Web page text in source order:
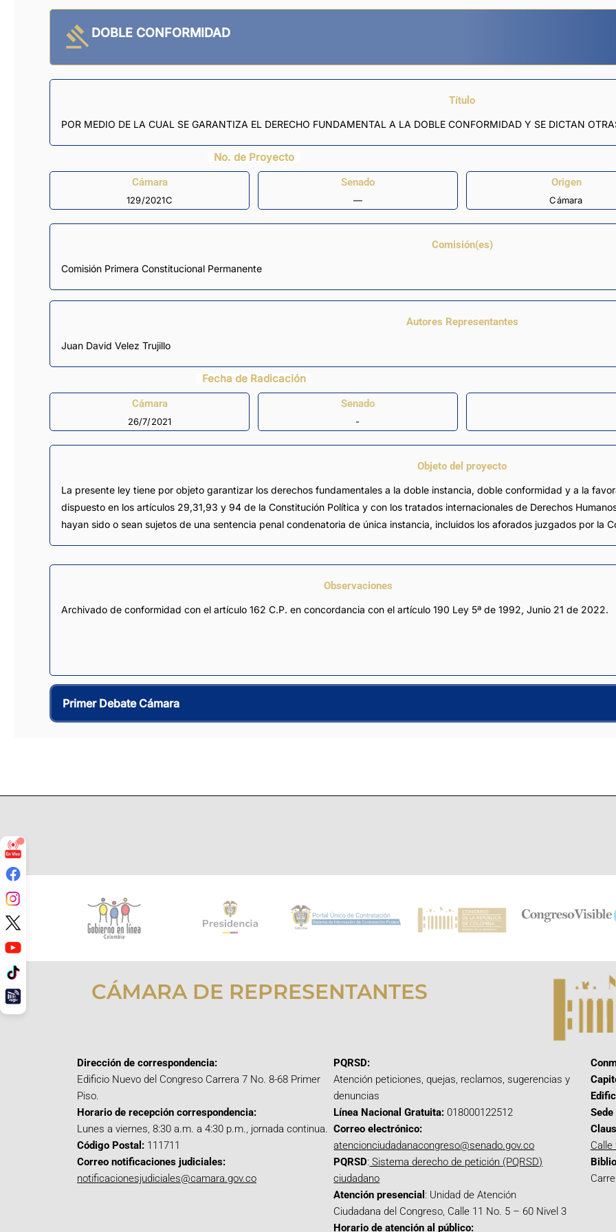
DOBLE CONFORMIDAD
Título
POR MEDIO DE LA CUAL SE GARANTIZA EL DERECHO FUNDAMENTAL A LA DOBLE CONFORMIDAD Y SE DICTAN
No. de Proyecto
Cámara
129/2021C
Senado
—
Origen
Cámara
Comisión(es)
Comisión Primera Constitucional Permanente
Autores Representantes
Juan David Velez Trujillo
Fecha de Radicación
Cámara
26/7/2021
Senado
-
Objeto del proyecto
La presente ley tiene por objeto garantizar los derechos fundamentales a la doble instancia, doble conformidad y a la
dispuesto en los artículos 29,31,93 y 94 de la Constitución Política y con los tratados internacionales de Derechos
hayan sido o sean sujetos de una sentencia penal condenatoria de única instancia, incluidos los aforados juzgados por la
Observaciones
Archivado de conformidad con el artículo 162 C.P. en concordancia con el artículo 190 Ley 5ª de 1992, Junio 21 de 2022.
Primer Debate Cámara
CÁMARA DE REPRESENTANTES
Dirección de correspondencia:
Edificio Nuevo del Congreso Carrera 7 No. 8-68 Primer
Piso.
Horario de recepción correspondencia:
Lunes a viernes, 8:30 a.m. a 4:30 p.m., jornada continua.
Código Postal: 111711
Correo notificaciones judiciales:
notificacionesjudiciales@camara.gov.co
PQRSD:
Atención peticiones, quejas, reclamos, sugerencias y
denuncias
Línea Nacional Gratuita: 018000122512
Correo electrónico:
atencionciudadanacongreso@senado.gov.co
PQRSD: Sistema derecho de petición (PQRSD)
ciudadano
Atención presencial : Unidad de Atención
Ciudadana del Congreso, Calle 11 No. 5 – 60 Nivel 3
Horario de atención al público: